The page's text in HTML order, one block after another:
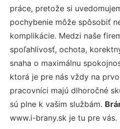
práce, pretože si
pochybenie môže spôsobiť
komplikácie. Medzi naše
spoľahlivosť, ochota,
snaha o maximálnu
ktorá je pre nás vždy na
pracovníci majú dlhoročné
sú plne k vašim službám.
www.i-brany.sk je tu pre vás.